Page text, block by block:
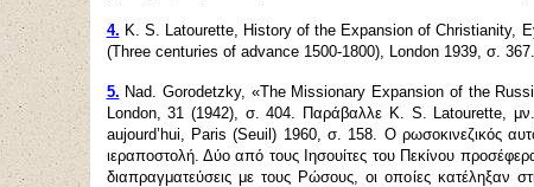
4. K. S. Latourette, History of the Expansion of Christianity,
(Three centuries of advance 1500-1800), London 1939, σ. 367.
5. Nad. Gorodetzky, «The Missionary Expansion of the
London, 31 (1942), σ. 404. Παράβαλλε K. S. Latourette,μν
aujourd’hui, Paris (Seuil) 1960, σ. 158. Ο ρωσοκινεζικός
ιεραποστολή. Δύο από τους Ιησουίτες του Πεκίνου
διαπραγματεύσεις με τους Ρώσους, οι οποίες κατέληξαν